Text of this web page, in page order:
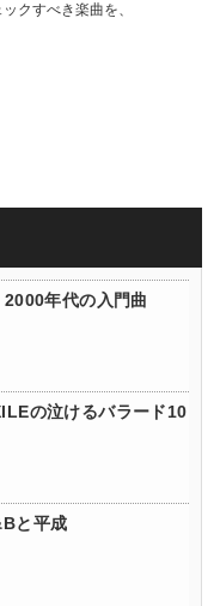
クすべき楽曲を、
年代の入門曲
の泣けるバラード10
と平成